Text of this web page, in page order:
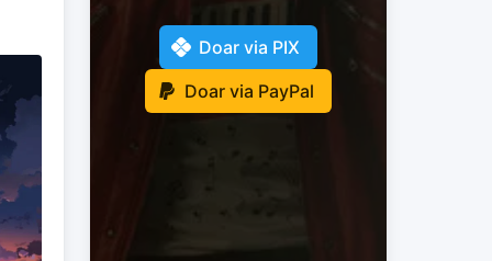
Doar via PIX
Doar via PayPal